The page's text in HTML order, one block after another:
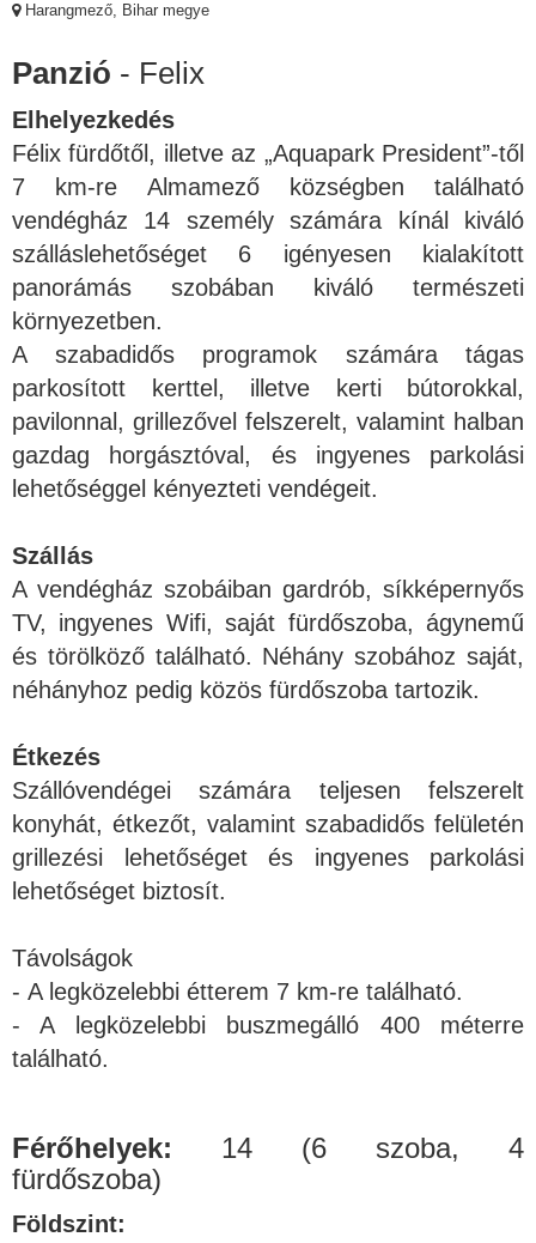
Harangmező, Bihar megye
Panzió - Felix
Elhelyezkedés
Félix fürdőtől, illetve az „Aquapark President”-től
7 km-re Almamező községben található
vendégház 14 személy számára kínál kiváló
szálláslehetőséget 6 igényesen kialakított
panorámás szobában kiváló természeti
környezetben.
A szabadidős programok számára tágas
parkosított kerttel, illetve kerti bútorokkal,
pavilonnal, grillezővel felszerelt, valamint halban
gazdag horgásztóval, és ingyenes parkolási
lehetőséggel kényezteti vendégeit.
Szállás
A vendégház szobáiban gardrób, síkképernyős
TV, ingyenes Wifi, saját fürdőszoba, ágynemű
és törölköző található. Néhány szobához saját,
néhányhoz pedig közös fürdőszoba tartozik.
Étkezés
Szállóvendégei számára teljesen felszerelt
konyhát, étkezőt, valamint szabadidős felületén
grillezési lehetőséget és ingyenes parkolási
lehetőséget biztosít.
Távolságok
- A legközelebbi étterem 7 km-re található.
- A legközelebbi buszmegálló 400 méterre
található.
Férőhelyek: 14 (6 szoba, 4
fürdőszoba)
Földszint: